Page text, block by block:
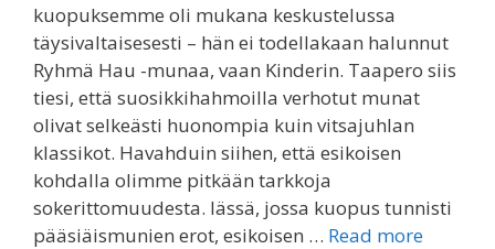
kuopuksemme oli mukana keskustelussa
täysivaltaisesesti – hän ei todellakaan halunnut
Ryhmä Hau -munaa, vaan Kinderin. Taapero siis
tiesi, että suosikkihahmoilla verhotut munat
olivat selkeästi huonompia kuin vitsajuhlan
klassikot. Havahduin siihen, että esikoisen
kohdalla olimme pitkään tarkkoja
sokerittomuudesta. Iässä, jossa kuopus tunnisti
pääsiäismunien erot, esikoisen … Read more